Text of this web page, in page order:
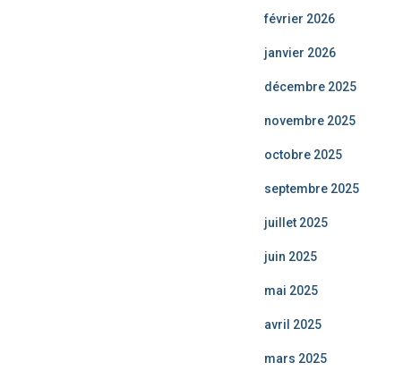
février 2026
janvier 2026
décembre 2025
novembre 2025
octobre 2025
septembre 2025
juillet 2025
juin 2025
mai 2025
avril 2025
mars 2025